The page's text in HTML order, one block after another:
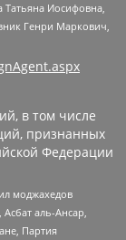
Иосифовна,
Генри Маркович,
в том числе
признанных
Федерации
моджахедов
аль-Ансар,
Партия